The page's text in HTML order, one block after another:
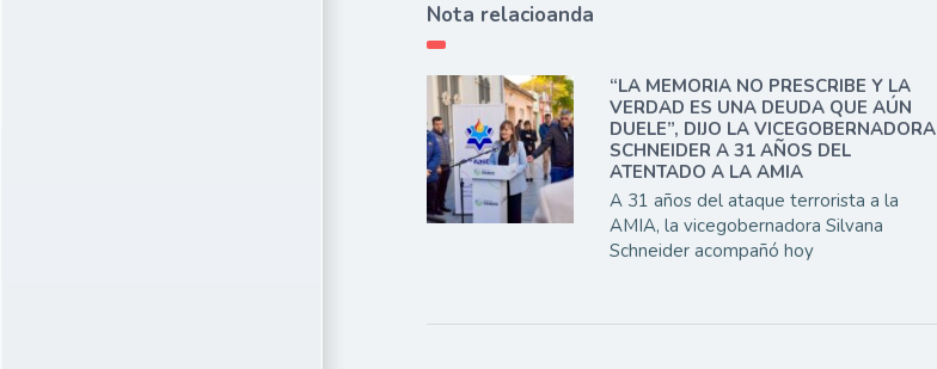
Nota relacioanda
“LA MEMORIA NO PRESCRIBE Y LA
VERDAD ES UNA DEUDA QUE AÚN
DUELE”, DIJO LA VICEGOBERNADORA
SCHNEIDER A 31 AÑOS DEL
ATENTADO A LA AMIA
A 31 años del ataque terrorista a la
AMIA, la vicegobernadora Silvana
Schneider acompañó hoy